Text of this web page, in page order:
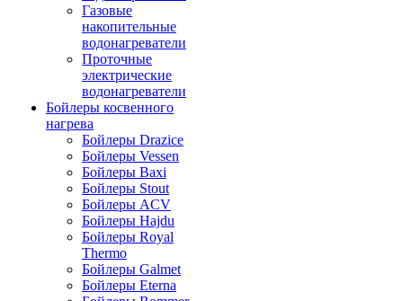
Газовые
накопительные
водонагреватели
Проточные
электрические
водонагреватели
Бойлеры косвенного
нагрева
Бойлеры Drazice
Бойлеры Vessen
Бойлеры Baxi
Бойлеры Stout
Бойлеры ACV
Бойлеры Hajdu
Бойлеры Royal
Thermo
Бойлеры Galmet
Бойлеры Eterna